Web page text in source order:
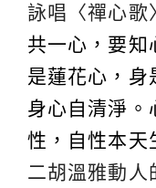
詠唱〈禪心歌
共一心，要知
是蓮花心，身
身心自清淨。
性，自性本天
二胡溫雅動人